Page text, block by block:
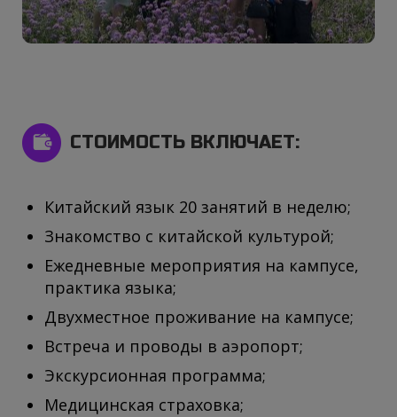
СТОИМОСТЬ ВКЛЮЧАЕТ:
Китайский язык 20 занятий в неделю;
Знакомство с китайской культурой;
Ежедневные мероприятия на кампусе,
практика языка;
Двухместное проживание на кампусе;
Встреча и проводы в аэропорт;
Экскурсионная программа;
Медицинская страховка;